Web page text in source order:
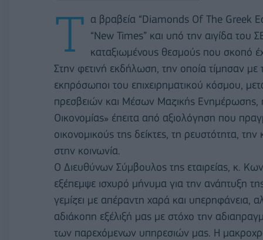
Τ α βραβεία “Diamonds Of The Greek
“Νew Times” και υπό την αιγίδα του
καταξιωμένους θεσμούς που σκοπό
Στην φετινή εκδήλωση, την οποία τίμησαν
εκπρόσωποι του επιχειρηματικού κόσμου,
πρεσβειών και Μέσων Μαζικής Ενημέρωσης,
Οικονομίας» έπειτα από αξιολόγηση που
οικονομικούς της δείκτες, τη ρευστότητα,
στην κοινωνία.
Ο Διευθύνων Σύμβουλος της εταιρείας, κ.
εξέπεμψε ισχυρό μήνυμα για την ανάπτυξη
γεμίζει με απέραντη χαρά και υπερηφάνεια,
αδιάκοπη εξέλιξή μας με στόχο την
των παρεχόμενων υπηρεσιών μας. Η